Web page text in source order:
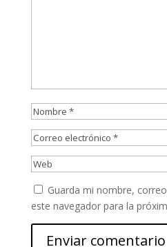
Guarda mi nombre,
este navegador para la